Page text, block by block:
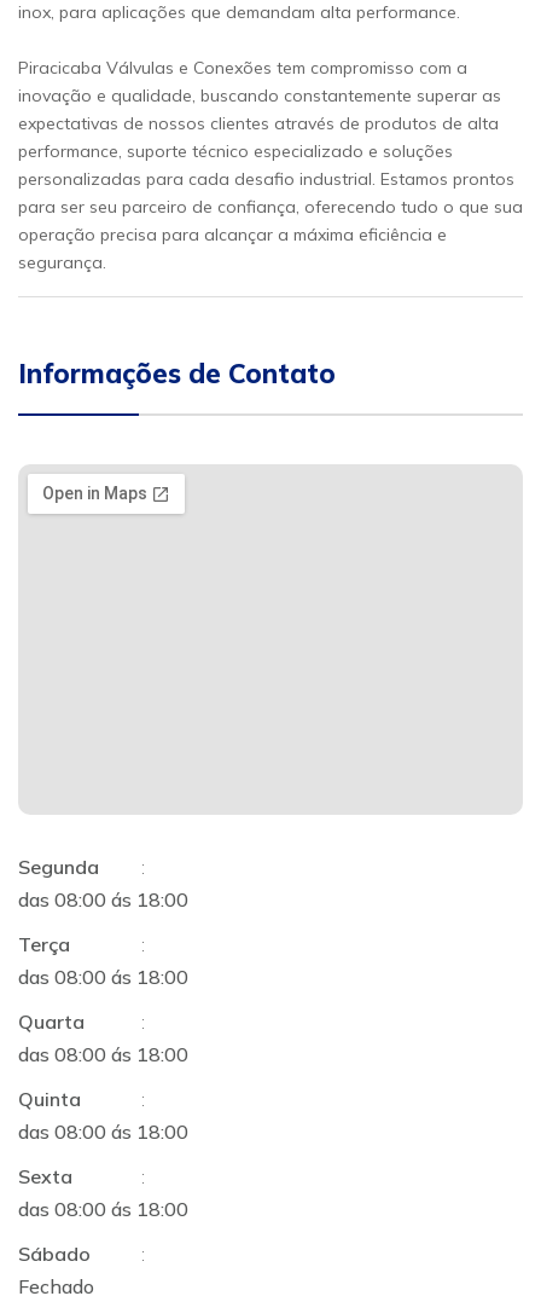
inox, para aplicações que demandam alta performance.
Piracicaba Válvulas e Conexões tem compromisso com a
inovação e qualidade, buscando constantemente superar as
expectativas de nossos clientes através de produtos de alta
performance, suporte técnico especializado e soluções
personalizadas para cada desafio industrial. Estamos prontos
para ser seu parceiro de confiança, oferecendo tudo o que sua
operação precisa para alcançar a máxima eficiência e
segurança.
Informações de Contato
Segunda
:
das 08:00 ás 18:00
Terça
:
das 08:00 ás 18:00
Quarta
:
das 08:00 ás 18:00
Quinta
:
das 08:00 ás 18:00
Sexta
:
das 08:00 ás 18:00
Sábado
:
Fechado